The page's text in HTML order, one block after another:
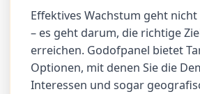
Effektives Wachstum geht
– es geht darum, die richtige
erreichen. Godofpanel bietet
Optionen, mit denen Sie die
Interessen und sogar